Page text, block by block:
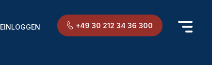
EINLOGGEN +49 30 212 34 36 300